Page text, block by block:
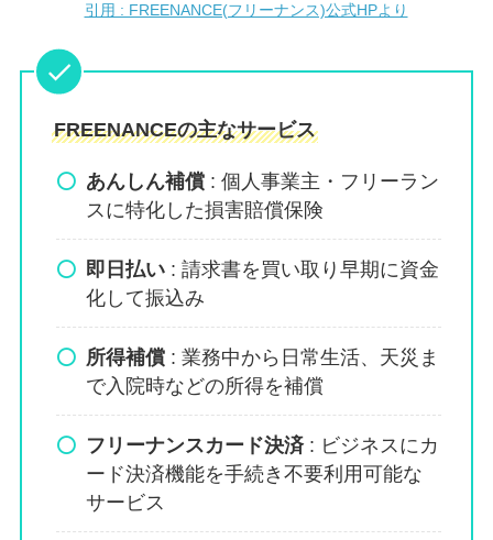
引用 : FREENANCE(フリーナンス)公式HPより
FREENANCEの主なサービス
あんしん補償 : 個人事業主・フリーラン
スに特化した損害賠償保険
即日払い : 請求書を買い取り早期に資金
化して振込み
所得補償 : 業務中から日常生活、天災ま
で入院時などの所得を補償
フリーナンスカード決済: ビジネスにカ
ード決済機能を手続き不要利用可能な
サービス